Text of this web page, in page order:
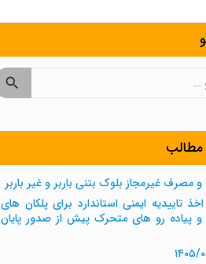
مطالب
و مصرف غیرمجاز بلوک بتنی باربر و غیر باربر
تاییدیه ایمنی استاندارد برای پلکان های
و پیاده رو های متحرک پیش از صدور پایان
۰۵/۰۵